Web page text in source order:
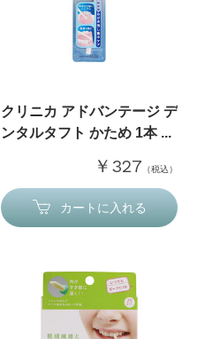
クリニカ アドバンテージ デ
ンタルタフト かため 1本 ...
￥327 （税込）
カートに入れる